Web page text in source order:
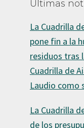
Últimas
La Cuadrilla
pone fin a la
residuos tras
Cuadrilla de
Laudio como
La Cuadrilla
de los